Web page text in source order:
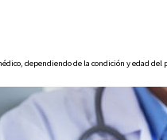
dependiendo de la condición y edad del